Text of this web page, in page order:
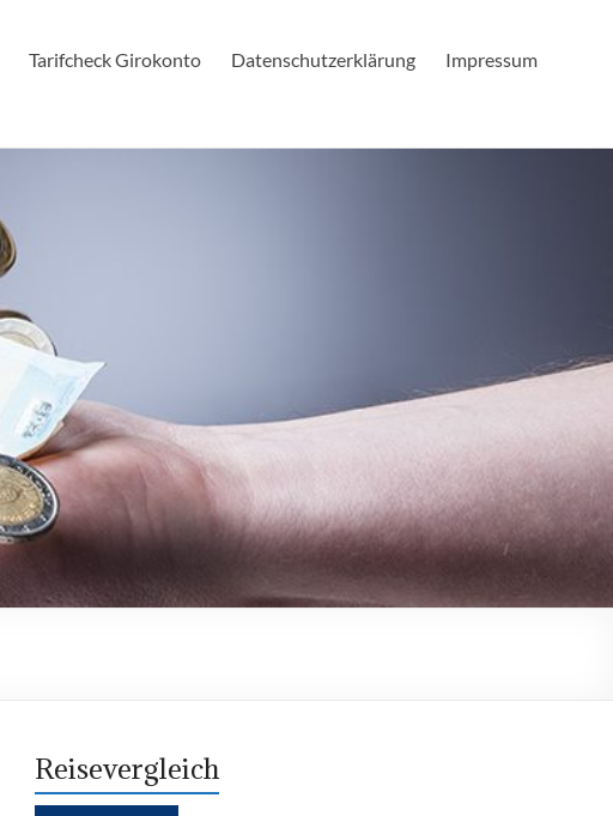
Tarifcheck Girokonto Datenschutzerklärung Impressum
Reisevergleich